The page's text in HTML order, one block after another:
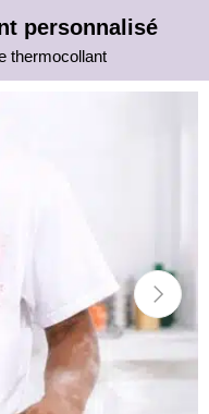
personnalisé
thermocollant